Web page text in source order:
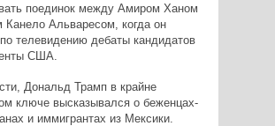
поединок между Амиром Ханом
Канело Альваресом, когда он
телевидению дебаты кандидатов
США.
Дональд Трамп в крайне
ключе высказывался о беженцах-
и иммигрантах из Мексики.